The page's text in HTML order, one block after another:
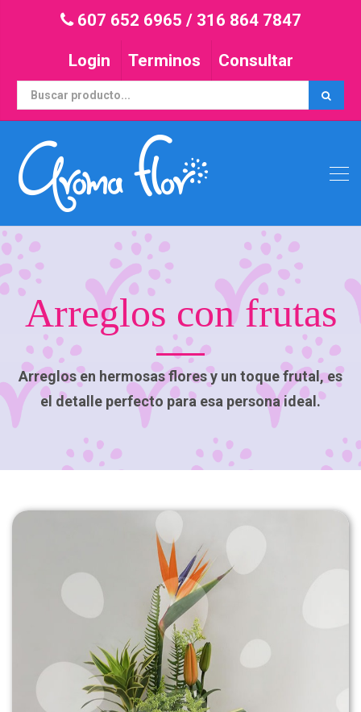
607 652 6965 / 316 864 7847
Login Terminos Consultar
Arreglos con frutas
Arreglos en hermosas flores y un toque frutal, es
el detalle perfecto para esa persona ideal.